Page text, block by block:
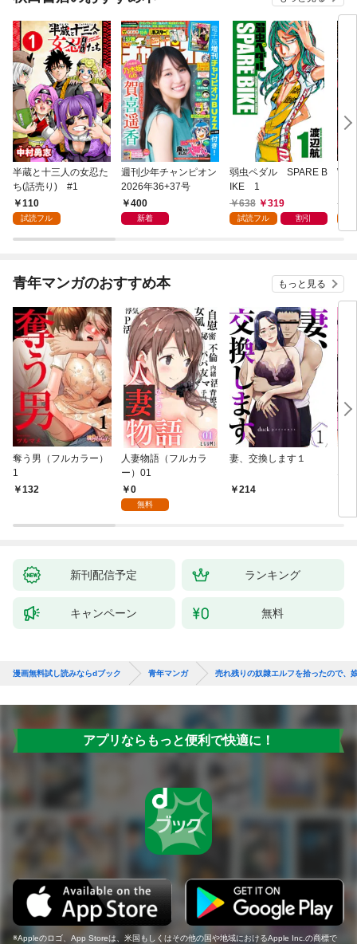
半蔵と十三人の女忍た
ち(話売り) #1
110
試読フル
週刊少年チャンピオン
2026年36+37号
400
新着
弱虫ペダル SPARE B
IKE 1
638
319
試読フル 割引
青年マンガのおすすめ本 もっと見る
奪う男（フルカラー）
1
132
人妻物語（フルカラ
ー）01
0
無料
妻、交換します１
214
な
新刊配信予定 ランキング
キャンペーン 無料
漫画無料試し読みならdブック 青年マンガ 売れ残りの奴隷エルフを拾ったので、
アプリならもっと便利で快適に！
Appleのロゴ、App Storeは、米国もしくはその他の国や地域におけるApple Inc.の商標で